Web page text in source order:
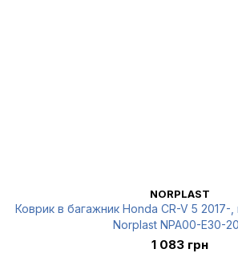
NORPLAST
Коврик в багажник Honda CR-V 5 2017-
Norplast NPA00-E30-
1 083 грн